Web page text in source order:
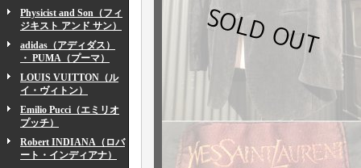
Physicist and Son（フィ
ジキスト アンド サン）
adidas（アディダス）
・ PUMA（プーマ）
LOUIS VUITTON（ル
イ・ヴィトン）
Emilio Pucci（エミリオ
プッチ）
Robert INDIANA（ロバ
ート・インディアナ）